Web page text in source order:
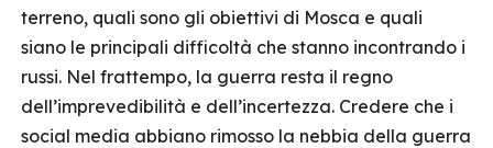
terreno, quali sono gli obiettivi di Mosca e quali
siano le principali difficoltà che stanno incontrando i
russi. Nel frattempo, la guerra resta il regno
dell’imprevedibilità e dell’incertezza. Credere che i
social media abbiano rimosso la nebbia della guerra